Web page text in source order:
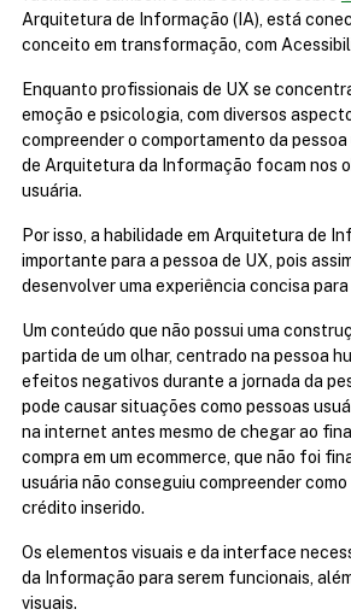
Arquitetura de Informação (IA), está
conceito em transformação, com
Enquanto profissionais de UX se
emoção e psicologia, com diversos
compreender o comportamento da
de Arquitetura da Informação focam nos
usuária.
Por isso, a habilidade em Arquitetura de
importante para a pessoa de UX, pois
desenvolver uma experiência concisa para
Um conteúdo que não possui uma
partida de um olhar, centrado na pessoa
efeitos negativos durante a jornada da
pode causar situações como pessoas
na internet antes mesmo de chegar ao
compra em um ecommerce, que não foi
usuária não conseguiu compreender
crédito inserido.
Os elementos visuais e da interface
da Informação para serem funcionais,
visuais.